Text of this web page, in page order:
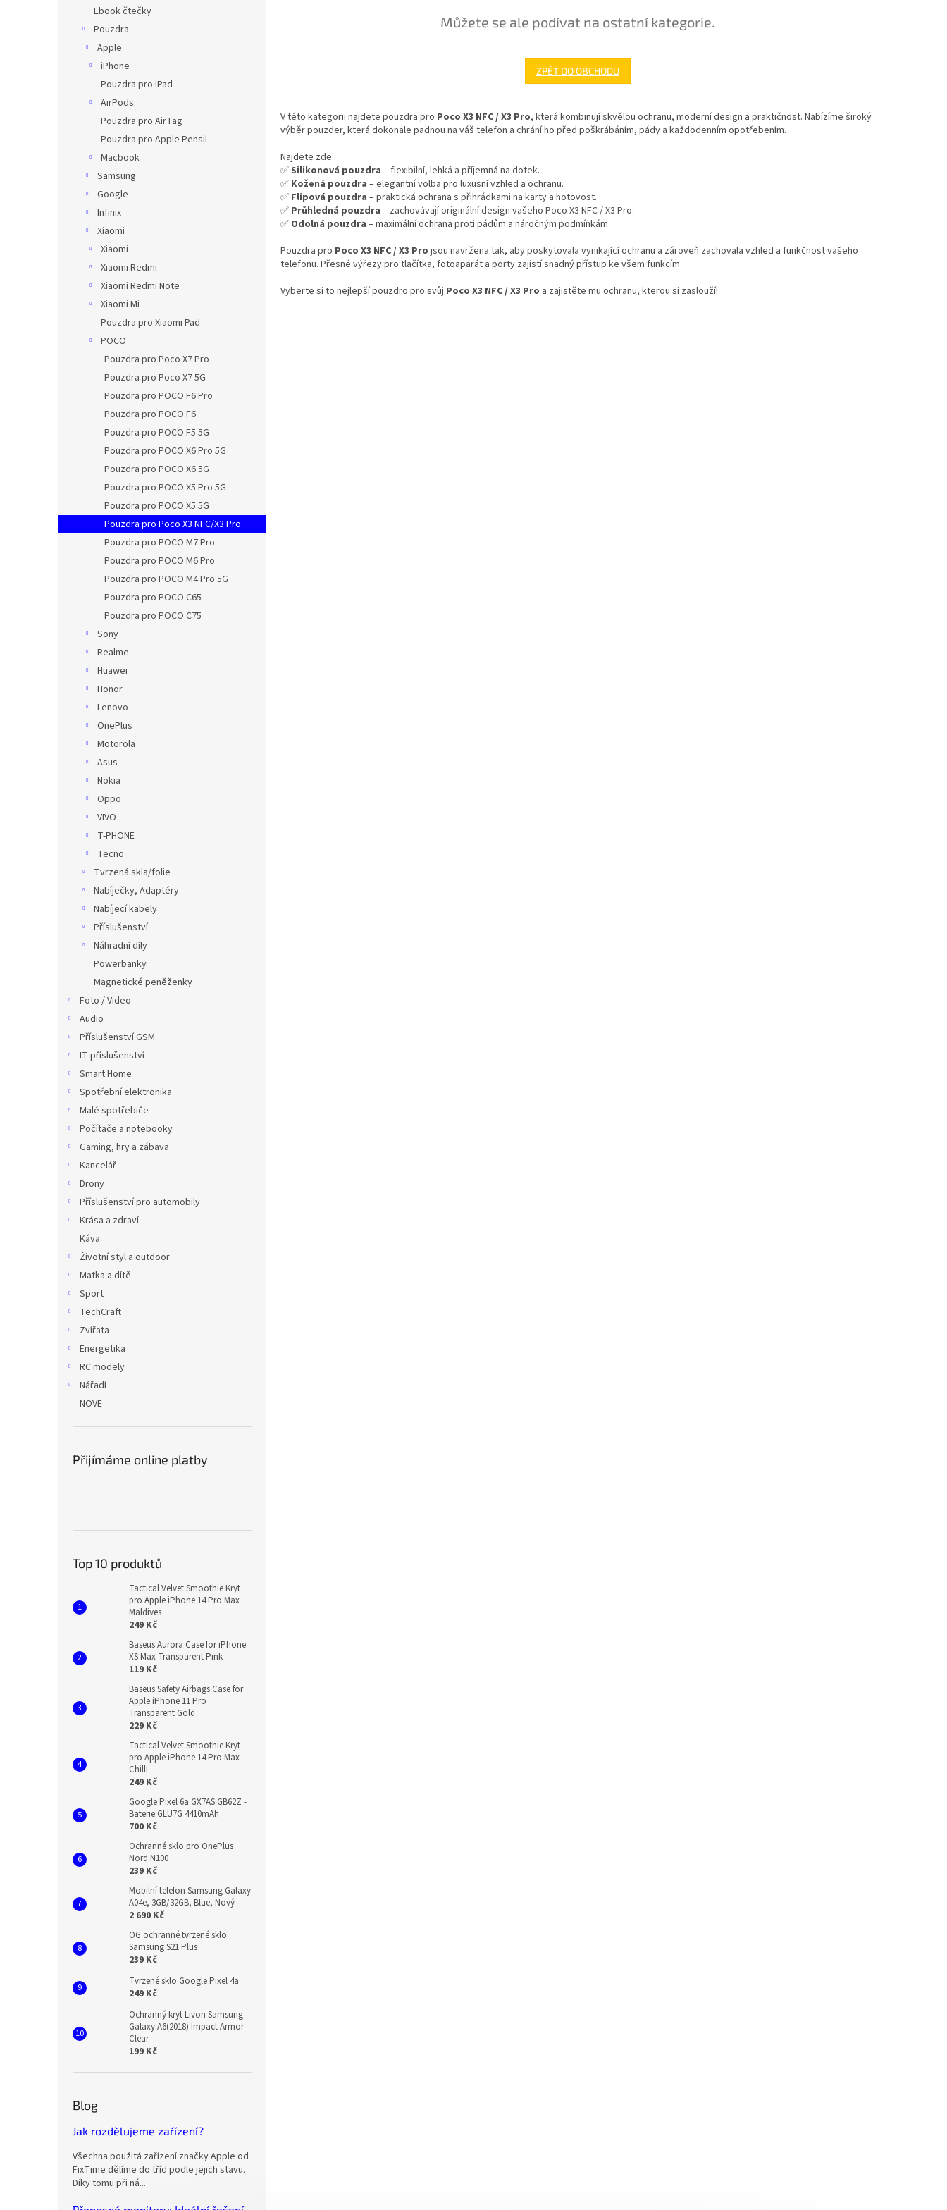
Ebook čtečky
Pouzdra
Apple
iPhone
Pouzdra pro iPad
AirPods
Pouzdra pro AirTag
Pouzdra pro Apple Pensil
Macbook
Samsung
Google
Infinix
Xiaomi
Xiaomi
Xiaomi Redmi
Xiaomi Redmi Note
Xiaomi Mi
Pouzdra pro Xiaomi Pad
POCO
Pouzdra pro Poco X7 Pro
Pouzdra pro Poco X7 5G
Pouzdra pro POCO F6 Pro
Pouzdra pro POCO F6
Pouzdra pro POCO F5 5G
Pouzdra pro POCO X6 Pro 5G
Pouzdra pro POCO X6 5G
Pouzdra pro POCO X5 Pro 5G
Pouzdra pro POCO X5 5G
Pouzdra pro Poco X3 NFC/X3 Pro
Pouzdra pro POCO M7 Pro
Pouzdra pro POCO M6 Pro
Pouzdra pro POCO M4 Pro 5G
Pouzdra pro POCO C65
Pouzdra pro POCO C75
Sony
Realme
Huawei
Honor
Lenovo
OnePlus
Motorola
Asus
Nokia
Oppo
VIVO
T-PHONE
Tecno
Tvrzená skla/folie
Nabíječky, Adaptéry
Nabíjecí kabely
Příslušenství
Náhradní díly
Powerbanky
Magnetické peněženky
Foto / Video
Audio
Příslušenství GSM
IT příslušenství
Smart Home
Spotřební elektronika
Malé spotřebiče
Počítače a notebooky
Gaming, hry a zábava
Kancelář
Drony
Příslušenství pro automobily
Krása a zdraví
Káva
Životní styl a outdoor
Matka a dítě
Sport
TechCraft
Zvířata
Energetika
RC modely
Nářadí
NOVE
Přijímáme online platby
Top 10 produktů
Tactical Velvet Smoothie Kryt
pro Apple iPhone 14 Pro Max
Maldives
249 Kč
Baseus Aurora Case for iPhone
XS Max Transparent Pink
119 Kč
Baseus Safety Airbags Case for
Apple iPhone 11 Pro
Transparent Gold
229 Kč
Tactical Velvet Smoothie Kryt
pro Apple iPhone 14 Pro Max
Chilli
249 Kč
Google Pixel 6a GX7AS GB62Z -
Baterie GLU7G 4410mAh
700 Kč
Ochranné sklo pro OnePlus
Nord N100
239 Kč
Mobilní telefon Samsung Galaxy
A04e, 3GB/32GB, Blue, Nový
2 690 Kč
OG ochranné tvrzené sklo
Samsung S21 Plus
239 Kč
Tvrzené sklo Google Pixel 4a
249 Kč
Ochranný kryt Livon Samsung
Galaxy A6(2018) Impact Armor -
Clear
199 Kč
Blog
Jak rozdělujeme zařízení?
Všechna použitá zařízení značky Apple od
FixTime dělíme do tříd podle jejich stavu.
Díky tomu při ná...
Můžete se ale podívat na ostatní kategorie.
ZPĚT DO OBCHODU
V této kategorii najdete pouzdra pro Poco X3 NFC / X3 Pro, která kombinují skvělou ochranu, moderní design a praktičnost. Nabízíme široký
výběr pouzder, která dokonale padnou na váš telefon a chrání ho před poškrábáním, pády a každodenním opotřebením.
Najdete zde:
✅Silikonová pouzdra – flexibilní, lehká a příjemná na dotek.
✅ Kožená pouzdra – elegantní volba pro luxusní vzhled a ochranu.
✅ Flipová pouzdra – praktická ochrana s přihrádkami na karty a hotovost.
✅ Průhledná pouzdra – zachovávají originální design vašeho Poco X3 NFC / X3 Pro.
✅ Odolná pouzdra – maximální ochrana proti pádům a náročným podmínkám.
Pouzdra pro Poco X3 NFC / X3 Pro jsou navržena tak, aby poskytovala vynikající ochranu a zároveň zachovala vzhled a funkčnost vašeho
telefonu. Přesné výřezy pro tlačítka, fotoaparát a porty zajistí snadný přístup ke všem funkcím.
Vyberte si to nejlepší pouzdro pro svůj Poco X3 NFC / X3 Pro a zajistěte mu ochranu, kterou si zaslouží!